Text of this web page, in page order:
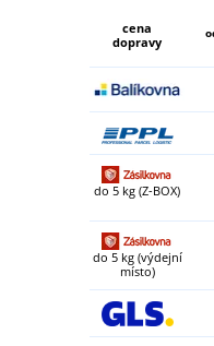
cena
dopravy
do 5 kg (Z-BOX)
do 5 kg (výdejní
místo)